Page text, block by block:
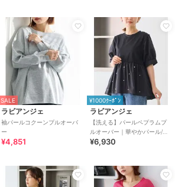
SALE
ラビアンジェ
袖パールコクーンプルオーバ
ー
¥4,851
¥1000ｸｰﾎﾟﾝ
ラビアンジェ
【洗える】パールペプラムプ
ルオーバー｜華やかパール/大
人フェミニン/異素材ドッキン
¥6,930